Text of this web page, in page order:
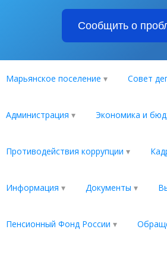
Сообщить о
Марьянское поселение Совет
Администрация Экономика и
Противодействия коррупции
Информация Документы
Пенсионный Фонд России